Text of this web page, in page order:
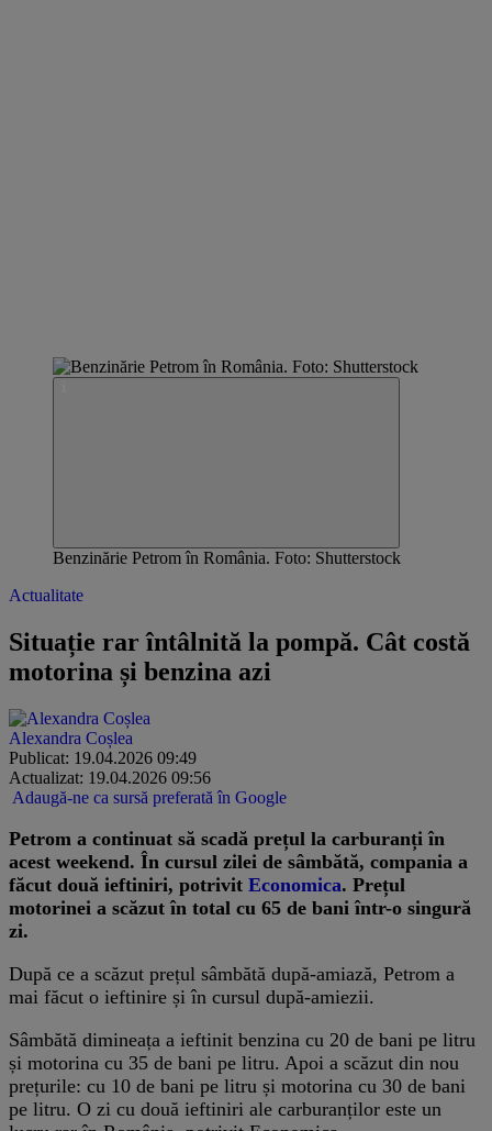
Benzinărie Petrom în România. Foto: Shutterstock
Actualitate
Situație rar întâlnită la pompă. Cât costă
motorina și benzina azi
Alexandra Coșlea
Publicat: 19.04.2026 09:49
Actualizat: 19.04.2026 09:56
Adaugă-ne ca sursă preferată în Google
Petrom a continuat să scadă prețul la carburanți în
acest weekend. În cursul zilei de sâmbătă, compania a
făcut două ieftiniri, potrivit Economica. Prețul
motorinei a scăzut în total cu 65 de bani într-o singură
zi.
După ce a scăzut prețul sâmbătă după-amiază, Petrom a
mai făcut o ieftinire și în cursul după-amiezii.
Sâmbătă dimineața a ieftinit benzina cu 20 de bani pe litru
și motorina cu 35 de bani pe litru. Apoi a scăzut din nou
prețurile: cu 10 de bani pe litru și motorina cu 30 de bani
pe litru. O zi cu două ieftiniri ale carburanților este un